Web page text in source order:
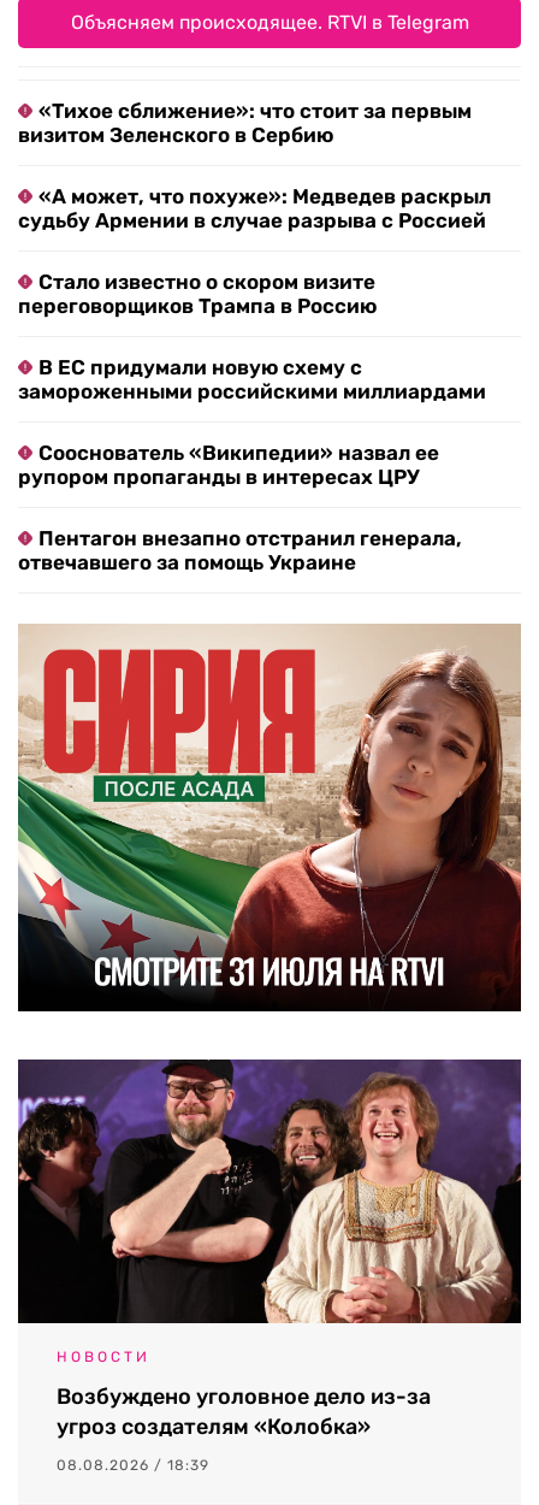
Объясняем происходящее. RTVI в Telegram
«Тихое сближение»: что стоит за первым
визитом Зеленского в Сербию
«А может, что похуже»: Медведев раскрыл
судьбу Армении в случае разрыва с Россией
Стало известно о скором визите
переговорщиков Трампа в Россию
В ЕС придумали новую схему с
замороженными российскими миллиардами
Сооснователь «Википедии» назвал ее
рупором пропаганды в интересах ЦРУ
Пентагон внезапно отстранил генерала,
отвечавшего за помощь Украине
НОВОСТИ
Возбуждено уголовное дело из-за
угроз создателям «Колобка»
08.08.2026 / 18:39